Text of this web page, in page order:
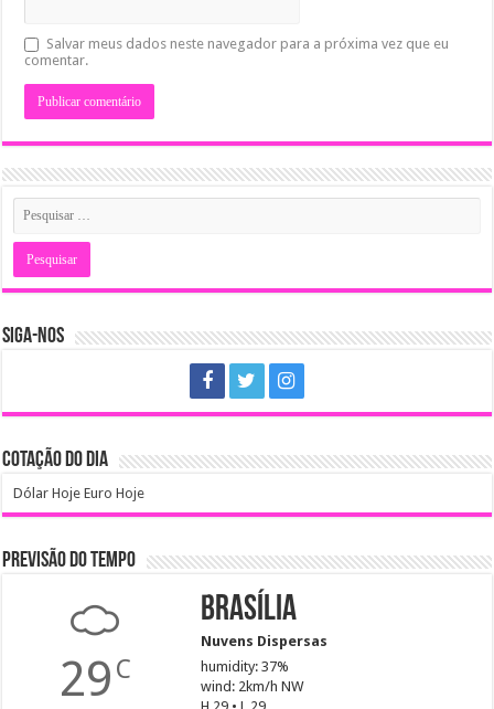
Salvar meus dados neste navegador para a próxima vez que eu
comentar.
SIGA-NOS
COTAÇÃO DO DIA
Dólar Hoje Euro Hoje
PREVISÃO DO TEMPO
29 C
Brasília
Nuvens Dispersas
humidity: 37%
wind: 2km/h NW